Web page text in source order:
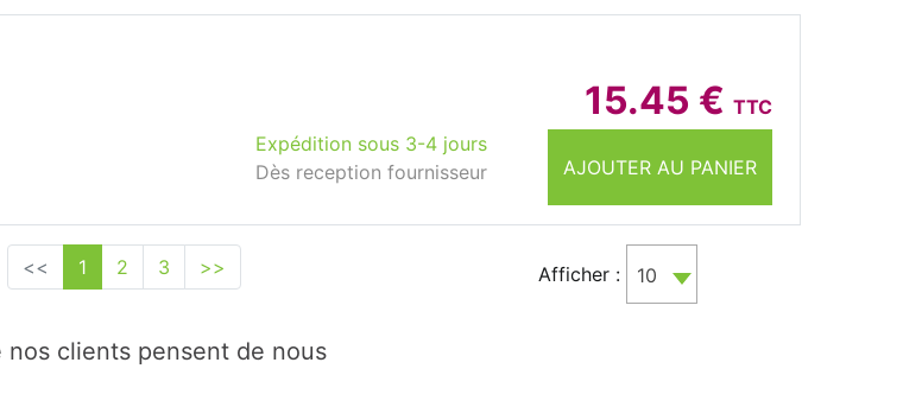
15.45 € TTC
AJOUTER AU PANIER
Expédition sous 3-4 jours
Dès reception fournisseur
<< 1 2 3 >> Afficher : 10
nos clients pensent de nous